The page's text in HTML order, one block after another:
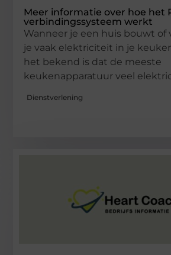
Meer informatie over hoe het
verbindingssysteem werkt
Wanneer je een huis bouwt of
je vaak elektriciteit in je
het bekend is dat de meeste
keukenapparatuur veel
Dienstverlening